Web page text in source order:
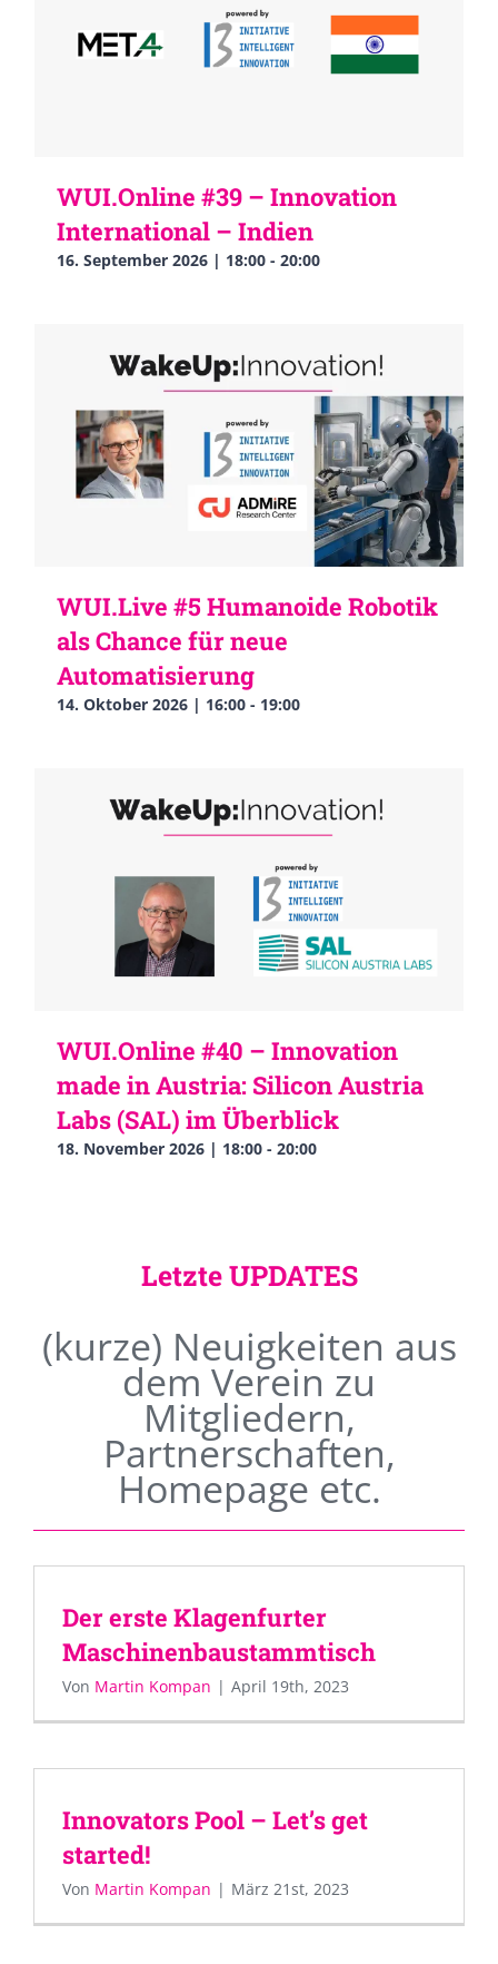
WUI.Online #39 – Innovation
International – Indien
16. September 2026 | 18:00 - 20:00
WUI.Live #5 Humanoide Robotik
als Chance für neue
Automatisierung
14. Oktober 2026 | 16:00 - 19:00
WUI.Online #40 – Innovation
made in Austria: Silicon Austria
Labs (SAL) im Überblick
18. November 2026 | 18:00 - 20:00
Letzte UPDATES
(kurze) Neuigkeiten aus
dem Verein zu
Mitgliedern,
Partnerschaften,
Homepage etc.
Der erste Klagenfurter
Maschinenbaustammtisch
Von Martin Kompan | April 19th, 2023
Innovators Pool – Let’s get
started!
Von Martin Kompan | März 21st, 2023